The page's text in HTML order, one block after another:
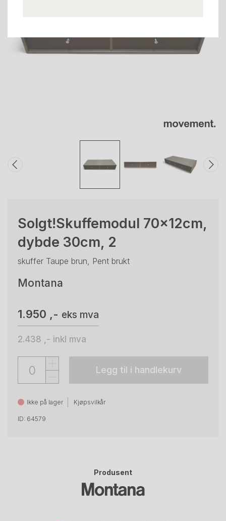
Solgt!Skuffemodul 70x12cm,
dybde 30cm, 2
skuffer Taupe brun, Pent brukt
Montana
1.950 ,- eks mva
2.438 ,- inkl mva
Legg til i handlekurv
Ikke på lager Kjøpsvilkår
ID: 64579
Produsent